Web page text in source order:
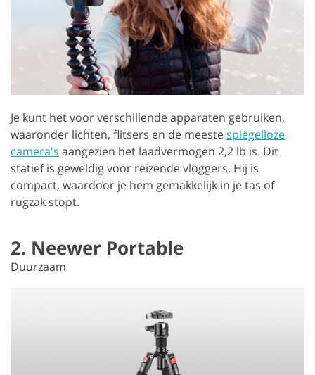
Je kunt het voor verschillende apparaten gebruiken,
waaronder lichten, flitsers en de meestespiegelloze
camera's aangezien het laadvermogen 2,2 lb is. Dit
statief is geweldig voor reizende vloggers. Hij is
compact, waardoor je hem gemakkelijk in je tas of
rugzak stopt.
2. Neewer Portable
Duurzaam